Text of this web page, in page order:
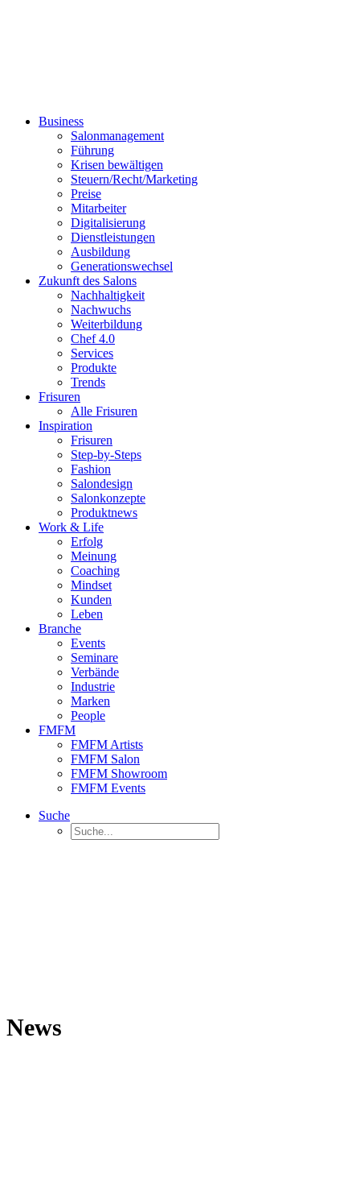
Business
Salonmanagement
Führung
Krisen bewältigen
Steuern/Recht/Marketing
Preise
Mitarbeiter
Digitalisierung
Dienstleistungen
Ausbildung
Generationswechsel
Zukunft des Salons
Nachhaltigkeit
Nachwuchs
Weiterbildung
Chef 4.0
Services
Produkte
Trends
Frisuren
Alle Frisuren
Inspiration
Frisuren
Step-by-Steps
Fashion
Salondesign
Salonkonzepte
Produktnews
Work & Life
Erfolg
Meinung
Coaching
Mindset
Kunden
Leben
Branche
Events
Seminare
Verbände
Industrie
Marken
People
FMFM
FMFM Artists
FMFM Salon
FMFM Showroom
FMFM Events
Suche
News